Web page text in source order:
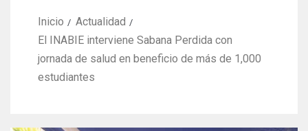
Inicio
Actualidad
El INABIE interviene Sabana Perdida con
jornada de salud en beneficio de más de 1,000
estudiantes